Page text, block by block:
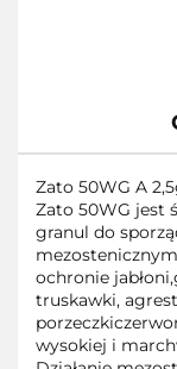
Zato 50WG A
Zato 50WG jest
granul do
ochronie
truskawki,
wysokiej i